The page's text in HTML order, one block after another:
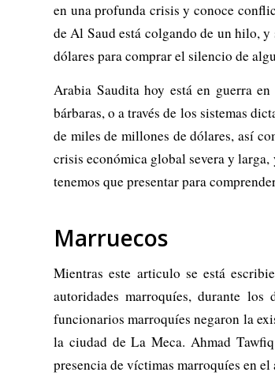
en una profunda crisis y conoce
de Al Saud está colgando de un hilo,
dólares para comprar el silencio de
Arabia Saudita hoy está en guerra
bárbaras, o a través de los sistemas
de miles de millones de dólares, así
crisis económica global severa y
tenemos que presentar para
Marruecos
Mientras este articulo se está
autoridades marroquíes, durante
funcionarios marroquíes negaron la
la ciudad de La Meca. Ahmad
presencia de víctimas marroquíes en